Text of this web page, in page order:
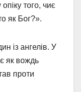
того, чиє
як Бог?».
із ангелів. У
як вождь
проти